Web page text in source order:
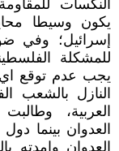
النكسات
يكون وسيطا
إسرائيل؛ وفي
للمشكلة
يجب عدم توقع اي
النازل بالشعب
العربية،
العدوان بينما
العدوان وامدته